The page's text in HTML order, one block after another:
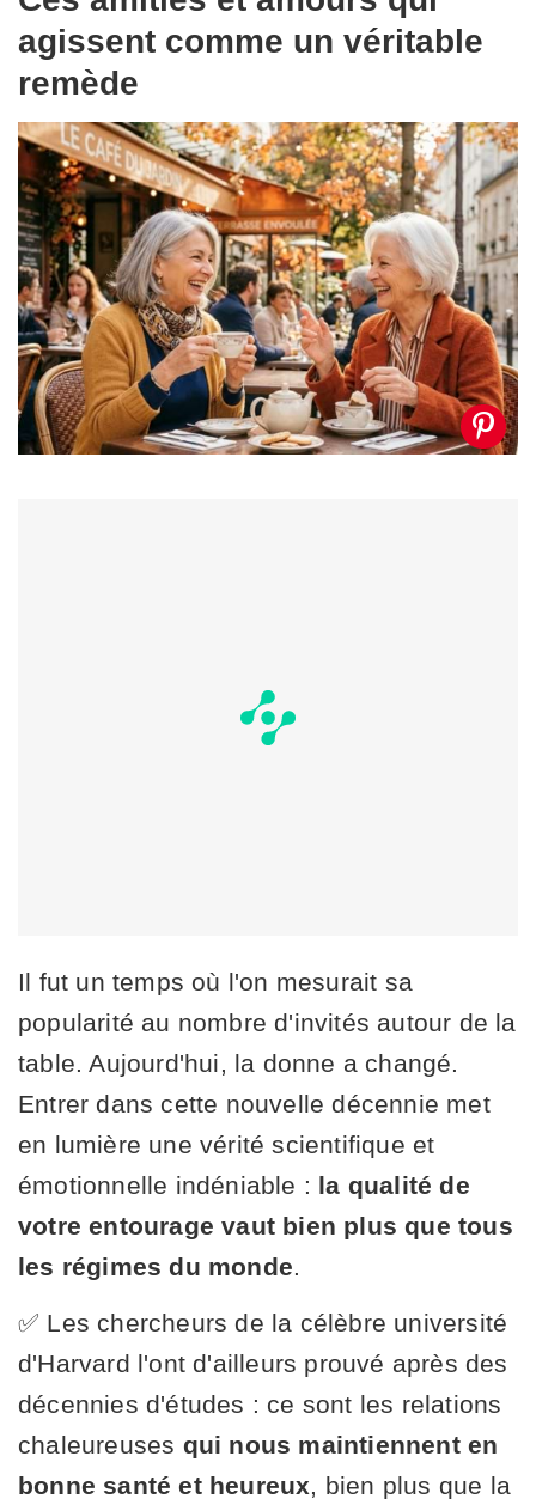
agissent comme un véritable
remède
Il fut un temps où l'on mesurait sa
popularité au nombre d'invités autour de la
table. Aujourd'hui, la donne a changé.
Entrer dans cette nouvelle décennie met
en lumière une vérité scientifique et
émotionnelle indéniable : la qualité de
votre entourage vaut bien plus que tous
les régimes du monde.
✅ Les chercheurs de la célèbre université
d'Harvard l'ont d'ailleurs prouvé après des
décennies d'études : ce sont les relations
chaleureuses qui nous maintiennent en
bonne santé et heureux, bien plus que la